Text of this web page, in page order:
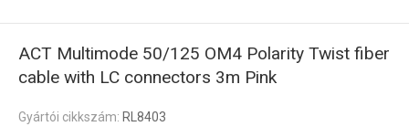
ACT Multimode 50/125 OM4 Polarity Twist fiber
cable with LC connectors 3m Pink
Gyártói cikkszám: RL8403